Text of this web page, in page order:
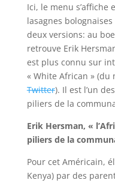
Ici, le menu s’affiche
lasagnes
deux versions: au
retrouve Erik
est plus connu sur
« White African » (du
Twitter). Il est l’un
piliers de la
Erik Hersman, «
piliers de la
Pour cet Américain,
Kenya) par des